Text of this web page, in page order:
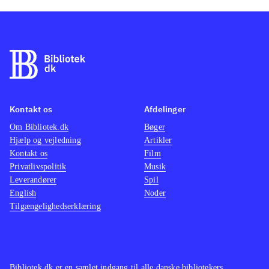
Kontakt os
Om Bibliotek.dk
Hjælp og vejledning
Kontakt os
Privatlivspolitik
Leverandører
English
Tilgængelighedserklæring
Afdelinger
Bøger
Artikler
Film
Musik
Spil
Noder